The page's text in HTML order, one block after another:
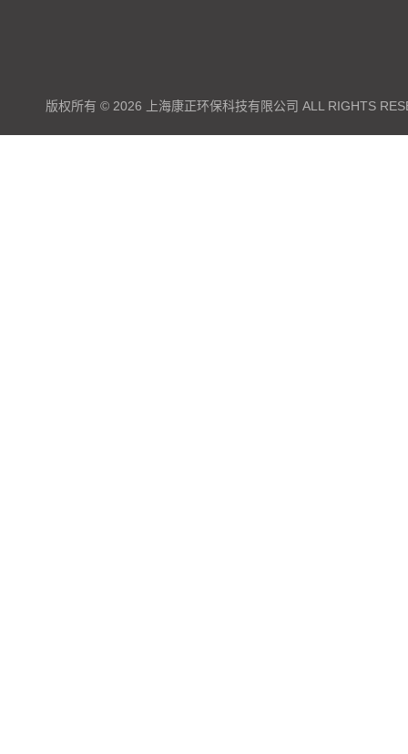
版权所有 © 2026 上海康正环保科技有限公司 ALL RIGHTS